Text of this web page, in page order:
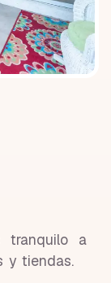
tranquilo a
y tiendas.